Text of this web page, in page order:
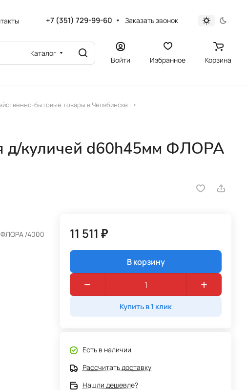
+7 (351) 729-99-60 Заказать звонок
Каталог
Войти Избранное Корзина
бытовые товары в Челябинске
д/куличей d60h45мм ФЛОРА
ФЛОРА /4000 11 511 ₽
В корзину
Купить в 1 клик
Есть в наличии
Рассчитать доставку
Нашли дешевле?